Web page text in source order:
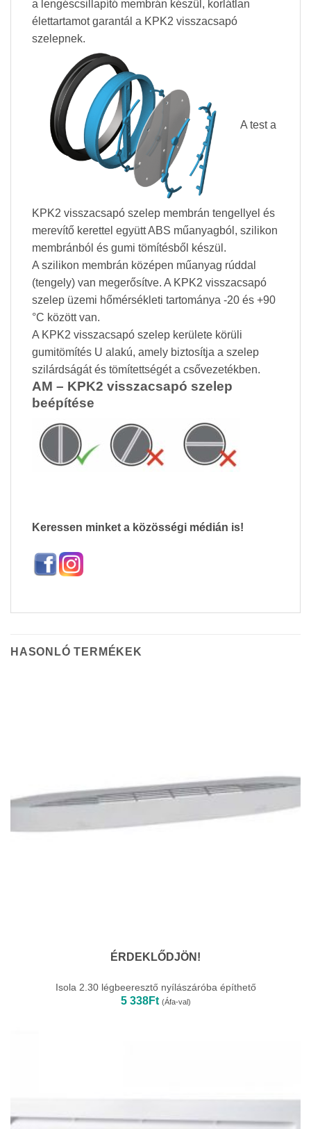
a lengéscsillapító membrán készül, korlátlan
élettartamot garantál a KPK2 visszacsapó
szelepnek.
A test a
KPK2 visszacsapó szelep membrán tengellyel és
merevítő kerettel együtt ABS műanyagból, szilikon
membránból és gumi tömítésből készül.
A szilikon membrán középen műanyag rúddal
(tengely) van megerősítve. A KPK2 visszacsapó
szelep üzemi hőmérsékleti tartománya -20 és +90
°C között van.
A KPK2 visszacsapó szelep kerülete körüli
gumitömítés U alakú, amely biztosítja a szelep
szilárdságát és tömítettségét a csővezetékben.
AM – KPK2 visszacsapó szelep
beépítése
Keressen minket a közösségi médián is!
HASONLÓ TERMÉKEK
ÉRDEKLŐDJÖN!
Isola 2.30 légbeeresztő nyílászáróba építhető
5 338Ft (Áfa-val)